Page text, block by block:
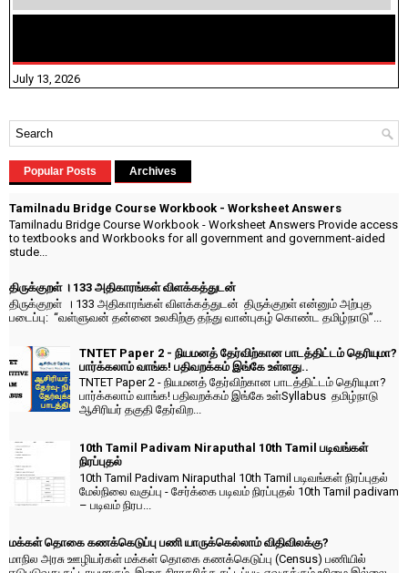
July 13, 2026
Popular Posts Archives
Tamilnadu Bridge Course Workbook - Worksheet Answers
Tamilnadu Bridge Course Workbook - Worksheet Answers Provide access
to textbooks and Workbooks for all government and government-aided
stude...
திருக்குறள் । 133 அதிகாரங்கள் விளக்கத்துடன்
திருக்குறள் । 133 அதிகாரங்கள் விளக்கத்துடன் திருக்குறள் என்னும் அற்புத
படைப்பு: “வள்ளுவன் தன்னை உலகிற்கு தந்து வான்புகழ் கொண்ட தமிழ்நாடு”...
TNTET Paper 2 - நியமனத் தேர்விற்கான பாடத்திட்டம் தெரியுமா?
பார்க்கலாம் வாங்க! பதிவறக்கம் இங்கே உள்ளது..
TNTET Paper 2 - நியமனத் தேர்விற்கான பாடத்திட்டம் தெரியுமா?
பார்க்கலாம் வாங்க! பதிவறக்கம் இங்கே உள்Syllabus தமிழ்நாடு
ஆசிரியர் தகுதி தேர்விற...
10th Tamil Padivam Niraputhal 10th Tamil படிவங்கள்
நிரப்புதல்
10th Tamil Padivam Niraputhal 10th Tamil படிவங்கள் நிரப்புதல்
மேல்நிலை வகுப்பு - சேர்க்கை படிவம் நிரப்புதல் 10th Tamil padivam
– படிவம் நிரப...
மக்கள் தொகை கணக்கெடுப்பு பணி யாருக்கெல்லாம் விதிவிலக்கு?
மாநில அரசு ஊழியர்கள் மக்கள் தொகை கணக்கெடுப்பு (Census) பணியில்